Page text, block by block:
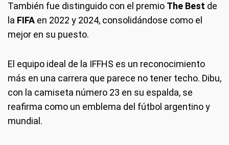
También fue distinguido con el premio The Best de
la FIFA en 2022 y 2024, consolidándose como el
mejor en su puesto.
El equipo ideal de la IFFHS es un reconocimiento
más en una carrera que parece no tener techo. Dibu,
con la camiseta número 23 en su espalda, se
reafirma como un emblema del fútbol argentino y
mundial.